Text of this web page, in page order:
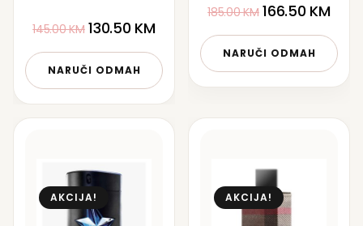
145.00KM 130.50 KM
NARUČI ODMAH
185.00KM 166.50 KM
NARUČI ODMAH
AKCIJA! AKCIJA!